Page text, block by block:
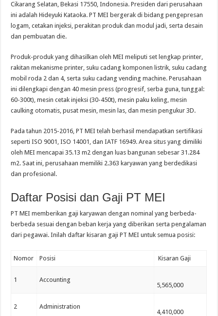
Cikarang Selatan, Bekasi 17550, Indonesia. Presiden dari perusahaan
ini adalah Hideyuki Kataoka. PT MEI bergerak di bidang pengepresan
logam, cetakan injeksi, perakitan produk dan modul jadi, serta desain
dan pembuatan die.
Produk-produk yang dihasilkan oleh MEI meliputi set lengkap printer,
rakitan mekanisme printer, suku cadang komponen listrik, suku cadang
mobil roda 2 dan 4, serta suku cadang vending machine. Perusahaan
ini dilengkapi dengan 40 mesin press (progresif, serba guna, tunggal:
60-300t), mesin cetak injeksi (30-450t), mesin paku keling, mesin
caulking otomatis, pusat mesin, mesin las, dan mesin pengukur 3D.
Pada tahun 2015-2016, PT MEI telah berhasil mendapatkan sertifikasi
seperti ISO 9001, ISO 14001, dan IATF 16949. Area situs yang dimiliki
oleh MEI mencapai 35.13 m2 dengan luas bangunan sebesar 31.284
m2. Saat ini, perusahaan memiliki 2.363 karyawan yang berdedikasi
dan profesional.
Daftar Posisi dan Gaji PT MEI
PT MEI memberikan gaji karyawan dengan nominal yang berbeda-
berbeda sesuai dengan beban kerja yang diberikan serta pengalaman
dari pegawai. Inilah daftar kisaran gaji PT MEI untuk semua posisi:
Nomor Posisi Kisaran Gaji
1 Accounting
5,565,000
2 Administration
4,410,000